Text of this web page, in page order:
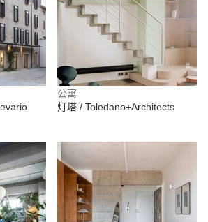
公寓
灯塔 / Toledano+Architects